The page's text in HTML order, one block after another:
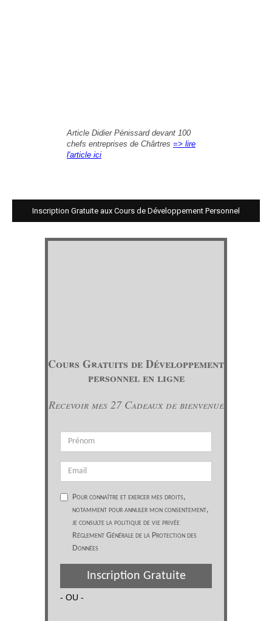
Article Didier Pénissard devant 100
chefs entreprises de Chârtres => lire
l'article ici
Inscription Gratuite aux Cours de Développement Personnel
Cours Gratuits de Développement
personnel en ligne
Recevoir mes 27 Cadeaux de bienvenue
Pour connaître et exercer mes droits,
notamment pour annuler mon consentement,
je consulte la politique de vie privée
Réglement Générale de la Protection des
Données
Inscription Gratuite
- OU -